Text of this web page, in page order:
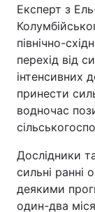
Експерт з
північно-
перехід від
інтенсивних
принести
водночас
Дослідники
сильні ранні
деякими
один-два